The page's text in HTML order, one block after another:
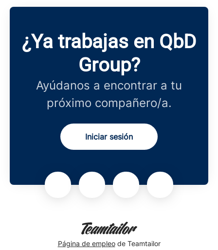
¿Ya trabajas en QbD
Group?
Ayúdanos a encontrar a tu
próximo compañero/a.
Iniciar sesión
Página de empleode Teamtailor